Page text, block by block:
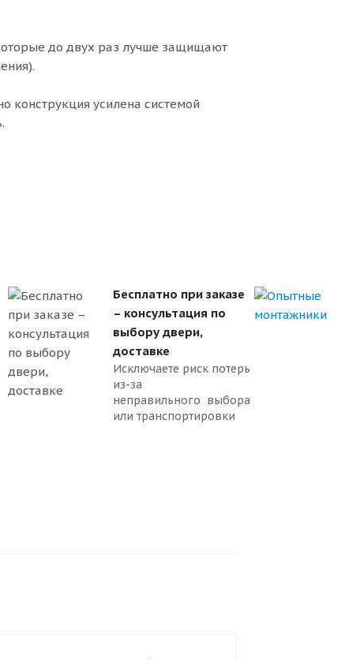
до двух раз лучше защищают
конструкция усилена системой
Бесплатно при заказе
– консультация по
выбору двери,
доставке
Исключаете риск потерь
из-за
неправильного выбора
или транспортировки